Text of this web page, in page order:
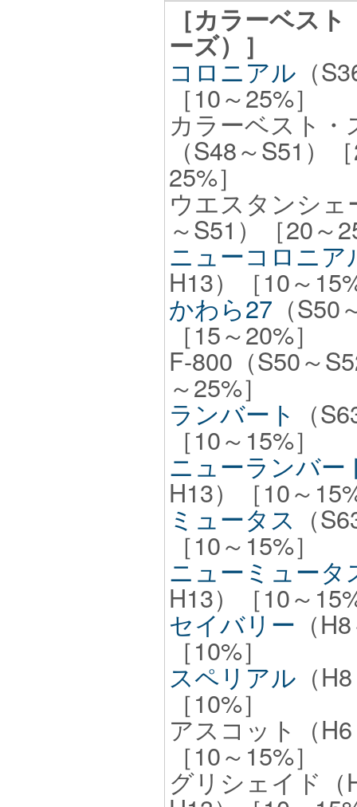
［カラーベス
ーズ）］
コロニアル （
［10～25%］
カラーベスト・
（S48～S51）
25%］
ウエスタンシェ
～S51）［20～
ニューコロニア
H13）［10～
かわら27 （
［15～20%］
F-800（S50～
～25%］
ランバート （
［10～15%］
ニューランバー
H13）［10～
ミュータス （
［10～15%］
ニューミュータ
H13）［10～
セイバリー （
［10%］
スペリアル （
［10%］
アスコット（
［10～15%］
グリシェイド（